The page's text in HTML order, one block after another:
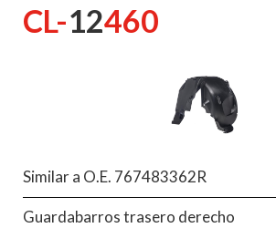
CL-12460
Similar a O.E. 767483362R
Guardabarros trasero derecho